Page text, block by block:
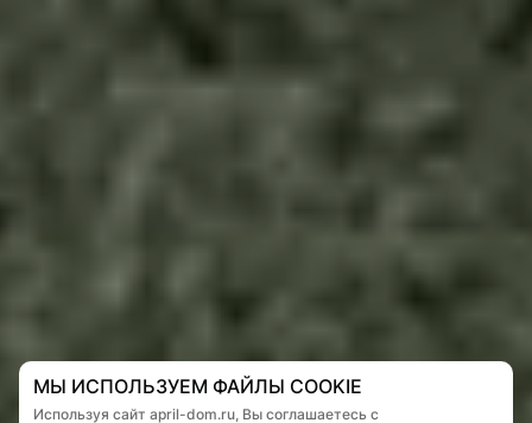
МЫ ИСПОЛЬЗУЕМ ФАЙЛЫ COOKIE
Используя сайт april-dom.ru, Вы соглашаетесь с